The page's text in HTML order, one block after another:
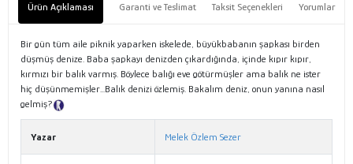
Ürün Açıklaması Garanti ve Teslimat Taksit Seçenekleri Yorumlar
Bir gün tüm aile piknik yaparken iskelede, büyükbabanın şapkası birden
düşmüş denize. Baba şapkayı denizden çıkardığında, içinde kıpır kıpır,
kırmızı bir balık varmış. Böylece balığı eve götürmüşler ama balık ne ister
hiç düşünmemişler...Balık denizi özlemiş. Bakalım deniz, onun yanına nasıl
gelmiş?
Yazar Melek Özlem Sezer